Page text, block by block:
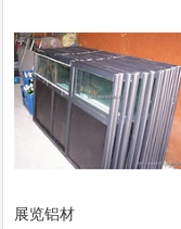
展览铝材